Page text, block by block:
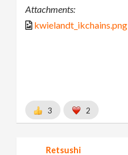
Attachments:
kwielandt_ikchains.png
3 2
Retsushi